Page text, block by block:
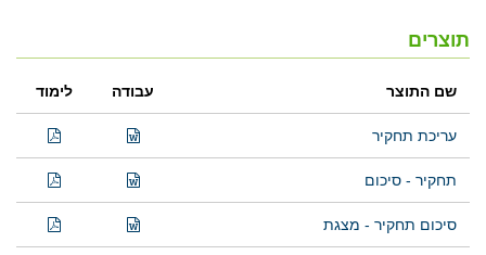
תוצרים
שם התוצר עבודה לימוד
עריכת תחקיר
תחקיר - סיכום
סיכום תחקיר - מצגת